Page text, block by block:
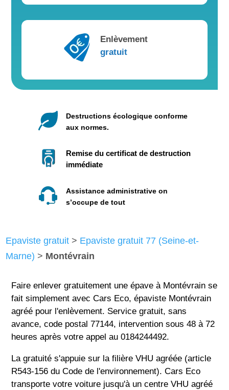
Enlèvement
gratuit
Destructions écologique conforme
aux normes.
Remise du certificat de destruction
immédiate
Assistance administrative on
s’occupe de tout
Epaviste gratuit > Epaviste gratuit 77 (Seine-et-
Marne) > Montévrain
Faire enlever gratuitement une épave à Montévrain se
fait simplement avec Cars Eco, épaviste Montévrain
agréé pour l'enlèvement. Service gratuit, sans
avance, code postal 77144, intervention sous 48 à 72
heures après votre appel au 0184244492.
La gratuité s'appuie sur la filière VHU agréée (article
R543-156 du Code de l'environnement). Cars Eco
transporte votre voiture jusqu'à un centre VHU agréé